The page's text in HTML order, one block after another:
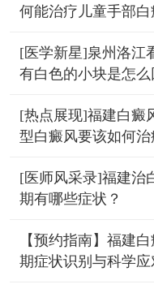
何能治疗儿童手部白
[医学新星]泉州洛江
有白色的小块是怎么
[热点展现]福建白癜
型白癜风要该如何治
[医师风采录]福建治
期有哪些症状？
【预约指南】福建
期症状识别与科学应